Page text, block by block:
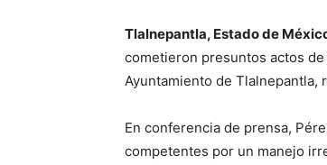
Tlalnepantla, Estado de
cometieron presuntos actos
Ayuntamiento de Tlalnepantla,
En conferencia de prensa,
competentes por un manejo